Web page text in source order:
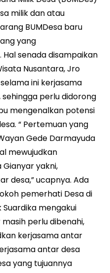
milik dan atau
BUMDesa baru
yang
Hal senada disampaikan
Nusantara, Jro
ini kerjasama
perlu didorong
mengenalkan potensi
“ Pertemuan yang
Gede Darmayuda
mewujudkan
yakni,
desa,” ucapnya. Ada
pemerhati Desa di
mengakui
perlu dibenahi,
kerjasama antar
antar desa
yang tujuannya